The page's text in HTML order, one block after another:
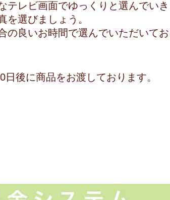
テレビ画面でゆっくりと選んでい
を選びましょう。
の良いお時間で選んでいただいて
後に商品をお渡しております。